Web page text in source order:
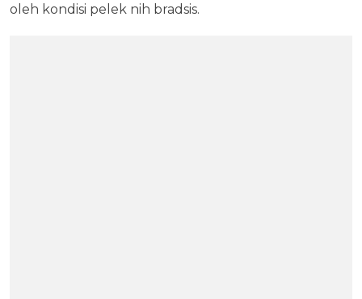
oleh kondisi pelek nih bradsis.